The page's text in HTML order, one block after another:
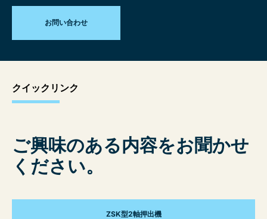
お問い合わせ
クイックリンク
ご興味のある内容をお聞かせ
ください。
ZSK型2軸押出機